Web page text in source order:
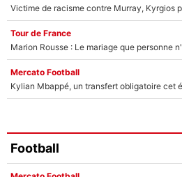
Tour de France
Marion Rousse : Le mariage que personne
Mercato Football
Kylian Mbappé, un transfert obligatoire cet
Football